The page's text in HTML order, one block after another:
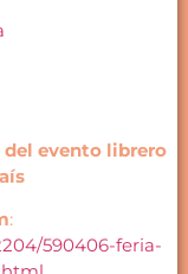
del evento librero
:
590406-feria-